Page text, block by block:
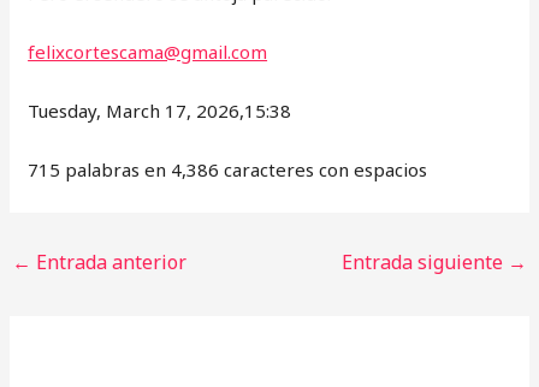
felixcortescama@gmail.com
Tuesday, March 17, 2026,15:38
715 palabras en 4,386 caracteres con espacios
← Entrada anterior Entrada siguiente →